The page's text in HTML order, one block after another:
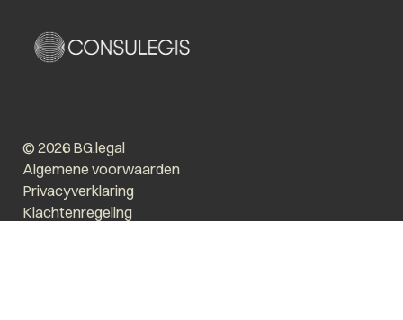
© 2026 BG.legal
Algemene voorwaarden
Privacyverklaring
Klachtenregeling